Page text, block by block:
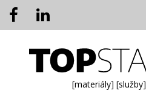
[materiály] [služby]